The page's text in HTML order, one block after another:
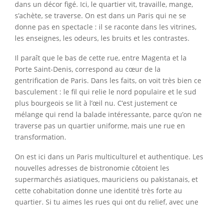
dans un décor figé. Ici, le quartier vit, travaille, mange,
s’achète, se traverse. On est dans un Paris qui ne se
donne pas en spectacle : il se raconte dans les vitrines,
les enseignes, les odeurs, les bruits et les contrastes.
Il paraît que le bas de cette rue, entre Magenta et la
Porte Saint-Denis, correspond au cœur de la
gentrification de Paris. Dans les faits, on voit très bien ce
basculement : le fil qui relie le nord populaire et le sud
plus bourgeois se lit à l’œil nu. C’est justement ce
mélange qui rend la balade intéressante, parce qu’on ne
traverse pas un quartier uniforme, mais une rue en
transformation.
On est ici dans un Paris multiculturel et authentique. Les
nouvelles adresses de bistronomie côtoient les
supermarchés asiatiques, mauriciens ou pakistanais, et
cette cohabitation donne une identité très forte au
quartier. Si tu aimes les rues qui ont du relief, avec une